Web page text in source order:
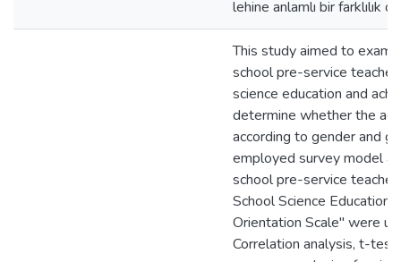
lehine anlamlı bir farklılık
This study aimed to
school pre-service
science education and
determine whether the
according to gender and
employed survey model
school pre-service
School Science
Orientation Scale" were
Correlation analysis, t-